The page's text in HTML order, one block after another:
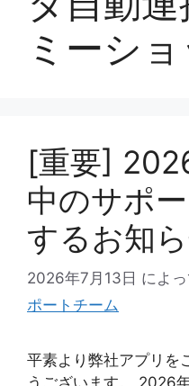
ミーシ
[重要]
中のサポ
するお知
2026年7月13日 によ
ポートチーム
平素より弊社アプリを
うございます。 2026